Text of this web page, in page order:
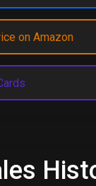
on Amazon